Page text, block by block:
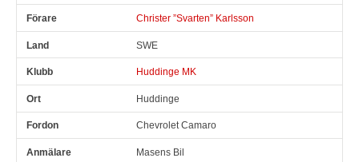
Christer ”Svarten” Karlsson
SWE
Huddinge MK
Huddinge
Chevrolet Camaro
Masens Bil